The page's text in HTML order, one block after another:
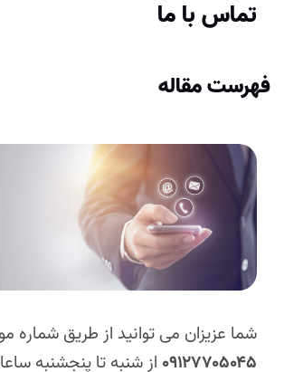
با ما
مقاله
عزیزان می توانید از طریق شماره موبایل